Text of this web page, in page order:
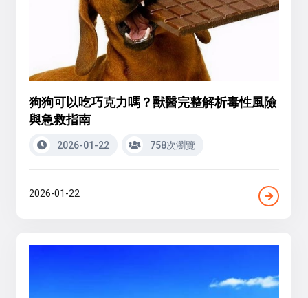
狗狗可以吃巧克力嗎？獸醫完整解析毒性風險
與急救指南
2026-01-22 758次瀏覽
2026-01-22